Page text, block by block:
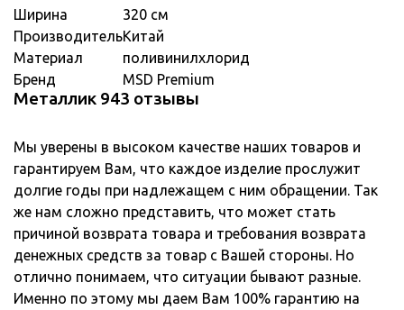
Ширина
320 см
ПроизводительКитай
Материал
поливинилхлорид
Бренд
MSD Premium
Металлик 943 отзывы
Мы уверены в высоком качестве наших товаров и
гарантируем Вам, что каждое изделие прослужит
долгие годы при надлежащем с ним обращении. Так
же нам сложно представить, что может стать
причиной возврата товара и требования возврата
денежных средств за товар с Вашей стороны. Но
отлично понимаем, что ситуации бывают разные.
Именно по этому мы даем Вам 100% гарантию на